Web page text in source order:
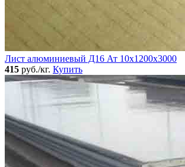
Лист алюминиевый Д16 Ат 10х1200х3000
415 руб./кг. Купить